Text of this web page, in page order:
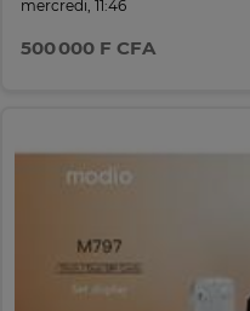
mercredi, 11:46
500 000 F CFA